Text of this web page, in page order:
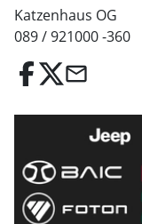
Katzenhaus OG
089 / 921000 -360
email